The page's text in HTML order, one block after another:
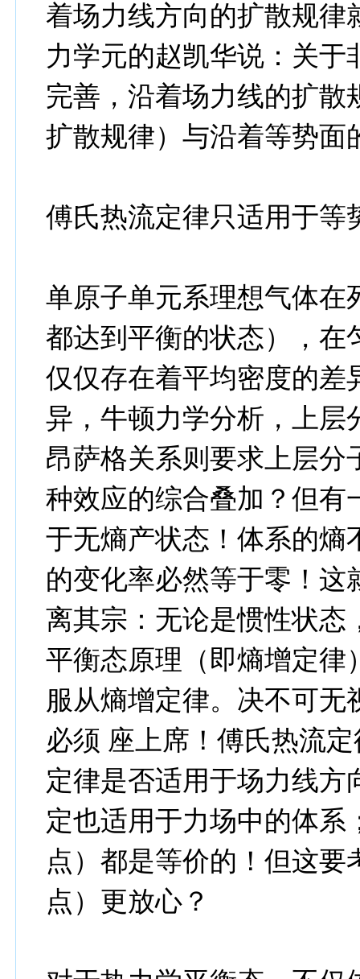
着场力线方向的扩散规律
力学元的赵凯华说：关
完善，沿着场力线的扩散
扩散规律）与沿着等势面
傅氏热流定律只适用于等
单原子单元系理想气体在
都达到平衡的状态），在
仅仅存在着平均密度的差
异，牛顿力学分析，上层
昂萨格关系则要求上层分
种效应的综合叠加？但有
于无熵产状态！体系的熵
的变化率必然等于零！这
离其宗：无论是惯性状态
平衡态原理（即熵增定律
服从熵增定律。决不可
必须 座上席！傅氏热流
定律是否适用于场力线方
定也适用于力场中的体系
点）都是等价的！但这
点）更放心？